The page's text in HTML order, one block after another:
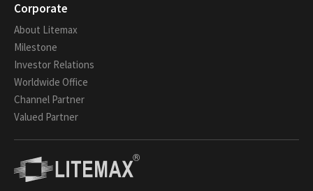
Corporate
About Litemax
Milestone
Investor Relations
Worldwide Office
Channel Partner
Valued Partner